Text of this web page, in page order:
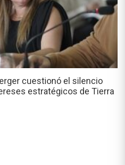
cuestionó el silencio
estratégicos de Tierra